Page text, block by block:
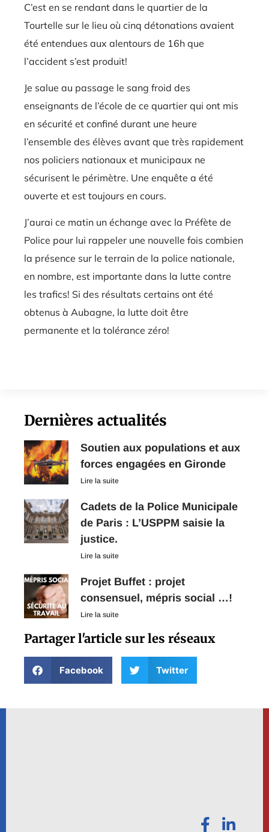
C’est en se rendant dans le quartier de la
Tourtelle sur le lieu où cinq détonations avaient
été entendues aux alentours de 16h que
l’accident s’est produit!
Je salue au passage le sang froid des
enseignants de l’école de ce quartier qui ont mis
en sécurité et confiné durant une heure
l’ensemble des élèves avant que très rapidement
nos policiers nationaux et municipaux ne
sécurisent le périmètre. Une enquête a été
ouverte et est toujours en cours.
J’aurai ce matin un échange avec la Préfète de
Police pour lui rappeler une nouvelle fois combien
la présence sur le terrain de la police nationale,
en nombre, est importante dans la lutte contre
les trafics! Si des résultats certains ont été
obtenus à Aubagne, la lutte doit être
permanente et la tolérance zéro!
Dernières actualités
Soutien aux populations et aux
forces engagées en Gironde
Lire la suite
Cadets de la Police Municipale
de Paris : L’USPPM saisie la
justice.
Lire la suite
Projet Buffet : projet
consensuel, mépris social …!
Lire la suite
Partager l'article sur les réseaux
Facebook Twitter